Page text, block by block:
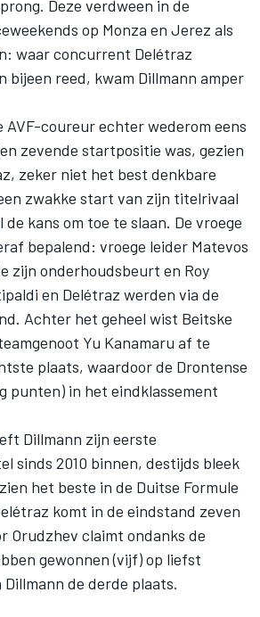
Deze verdween in de
op Monza en Jerez als
waar concurrent Delétraz
bijeen reed, kwam Dillmann amper
AVF-coureur echter wederom eens
zevende startpositie was, gezien
zeker niet het best denkbare
zwakke start van zijn titelrivaal
de kans om toe te slaan. De vroege
bepalend: vroege leider Matevos
zijn onderhoudsbeurt en Roy
en Delétraz werden via de
Achter het geheel wist Beitske
Yu Kanamaru af te
plaats, waardoor de Drontense
punten) in het eindklassement
Dillmann zijn eerste
sinds 2010 binnen, destijds bleek
het beste in de Duitse Formule
komt in de eindstand zeven
Orudzhev claimt ondanks de
gewonnen (vijf) op liefst
de derde plaats.